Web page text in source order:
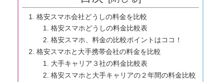
格安スマホ会社どうしの料金を比較
格安スマホどうしの料金比較表
格安スマホ、料金の比較ポイントはココ！
格安スマホと大手携帯会社の料金を比較
大手キャリア３社の料金比較表
格安スマホと大手キャリアの２年間の料金比較